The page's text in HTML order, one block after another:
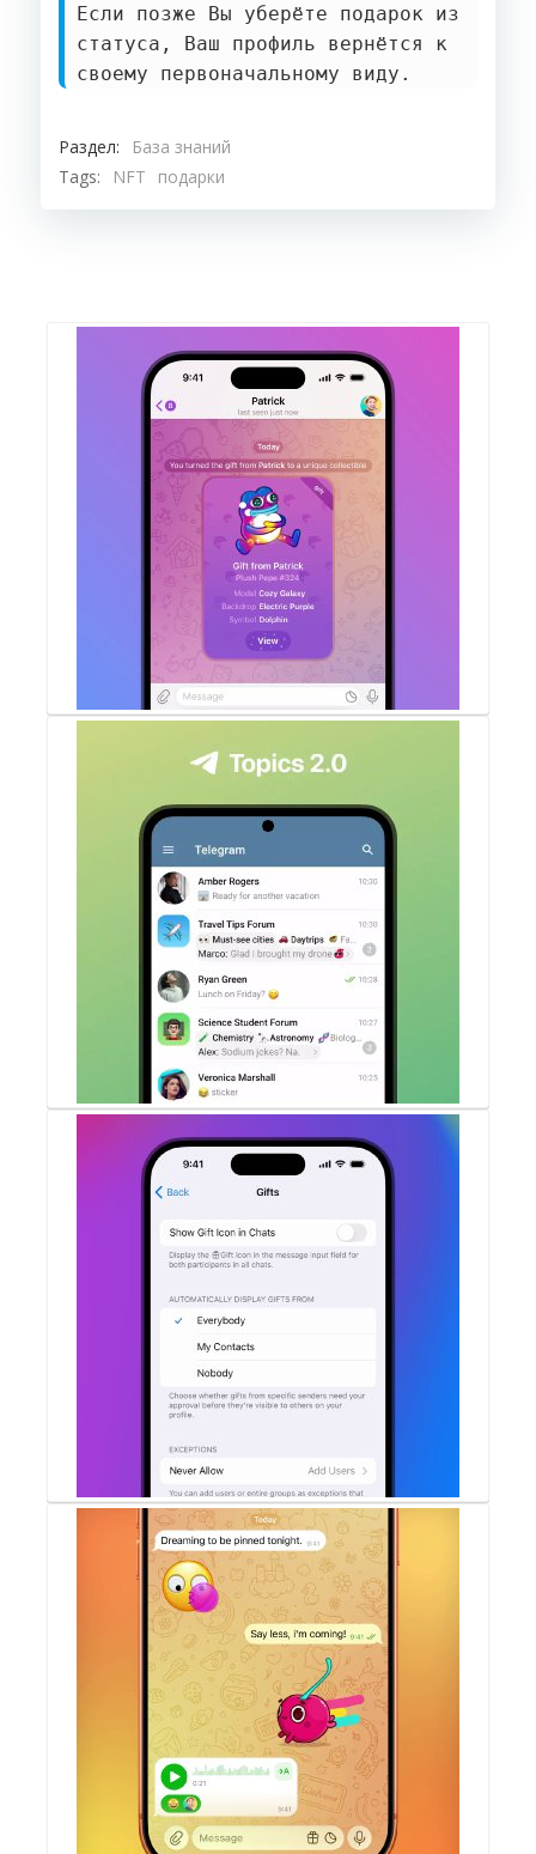
Если позже Вы уберёте подарок из
статуса, Ваш профиль вернётся к
своему первоначальному виду.
Раздел:
База знаний
Tags:
NFT подарки